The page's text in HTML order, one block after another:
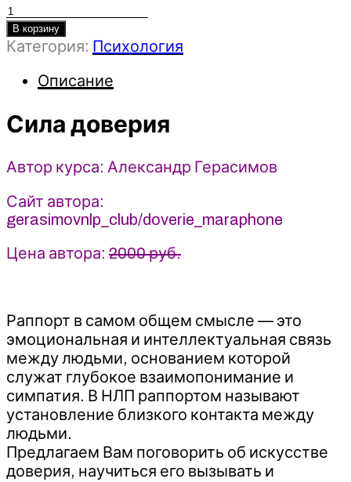
Количество
товара
Сила
Герасимов
(2024)
В корзину
Категория: Психология
Описание
Сила доверия
Автор курса: Александр Герасимов
Сайт автора:
gerasimovnlp_club/doverie_maraphone
Цена автора: 2000 руб.
Раппорт в самом общем смысле — это
эмоциональная и интеллектуальная связь
между людьми, основанием которой
служат глубокое взаимопонимание и
симпатия. В НЛП раппортом называют
установление близкого контакта между
людьми.
Предлагаем Вам поговорить об искусстве
доверия, научиться его вызывать и